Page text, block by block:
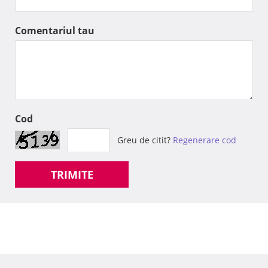
Comentariul tau
Cod
Greu de citit? Regenerare cod
TRIMITE